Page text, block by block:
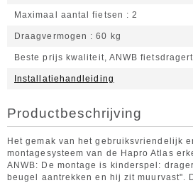
Maximaal aantal fietsen 2
Draagvermogen 60 kg
Beste prijs kwaliteit, ANWB
Installatiehandleiding
Productbeschrijving
Het gemak van het gebruiksvriendelijk
montagesysteem van de Hapro Atlas
ANWB: De montage is kinderspel:
beugel aantrekken en hij zit muurvast".